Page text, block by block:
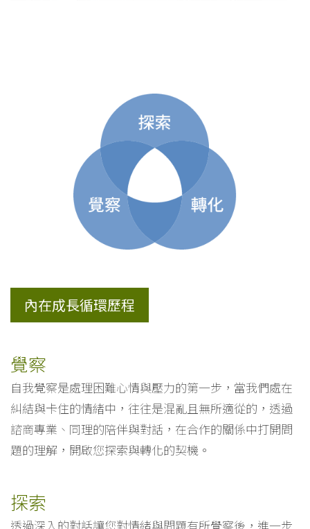
內在成長循環歷程
覺察
自我覺察是處理困難心情與壓力的第一步，當我們處在
糾結與卡住的情緒中，往往是混亂且無所適從的，透過
諮商專業、同理的陪伴與對話，在合作的關係中打開問
題的理解，開啟您探索與轉化的契機。
探索
透過深入的對話讓您對情緒與問題有所覺察後，進一步